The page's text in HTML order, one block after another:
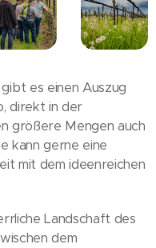
es einen Auszug
direkt in der
größere Mengen auch
kann gerne eine
mit dem ideenreichen
Landschaft des
dem